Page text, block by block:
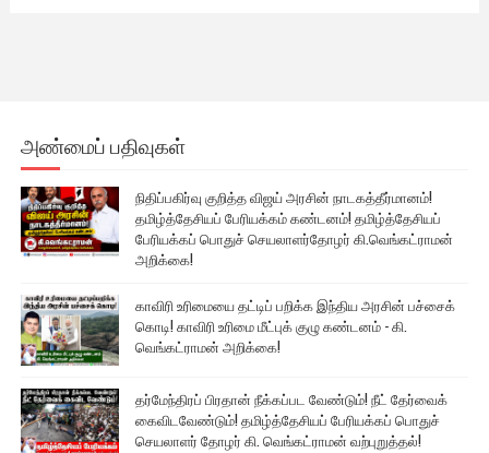
அண்மைப் பதிவுகள்
நிதிப்பகிர்வு குறித்த விஜய் அரசின் நாடகத்தீர்மானம்!
தமிழ்த்தேசியப் பேரியக்கம் கண்டனம்! தமிழ்த்தேசியப்
பேரியக்கப் பொதுச் செயலாளர்தோழர் கி.வெங்கட்ராமன்
அறிக்கை!
காவிரி உரிமையை தட்டிப் பறிக்க இந்திய அரசின் பச்சைக்
கொடி! காவிரி உரிமை மீட்புக் குழு கண்டனம் - கி.
வெங்கட்ராமன் அறிக்கை!
தர்மேந்திரப் பிரதான் நீக்கப்பட வேண்டும்! நீட் தேர்வைக்
கைவிடவேண்டும்! தமிழ்த்தேசியப் பேரியக்கப் பொதுச்
செயலாளர் தோழர் கி. வெங்கட்ராமன் வற்புறுத்தல்!